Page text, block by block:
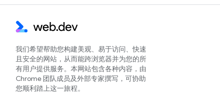
我们希望帮助您构建美观、易于访问、快速
且安全的网站，从而能跨浏览器并为您的所
有用户提供服务。本网站包含各种内容，由
Chrome 团队成员及外部专家撰写，可协助
您顺利踏上这一旅程。